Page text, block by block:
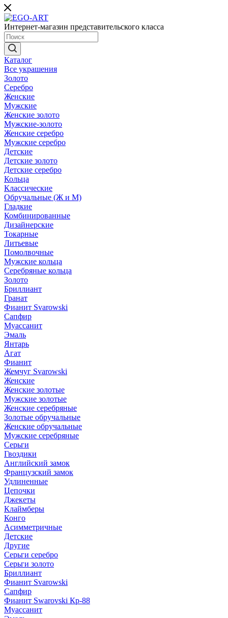
Интернет-магазин представительского класса
Каталог
Все украшения
Золото
Серебро
Женские
Мужские
Женские золото
Мужские-золото
Женские серебро
Мужские серебро
Детские
Детские золото
Детские серебро
Кольца
Классические
Обручальные (Ж и М)
Гладкие
Комбинированные
Дизайнерские
Токарные
Литьевые
Помолвочные
Мужские кольца
Серебряные кольца
Золото
Бриллиант
Гранат
Фианит Svarowski
Сапфир
Муассанит
Эмаль
Янтарь
Агат
Фианит
Жемчуг Svarowski
Женские
Женские золотые
Мужские золотые
Женские серебряные
Золотые обручальные
Женские обручальные
Мужские серебряные
Серьги
Гвоздики
Английский замок
Французский замок
Удлиненные
Цепочки
Джекеты
Клаймберы
Конго
Асимметричные
Детские
Другие
Серьги серебро
Серьги золото
Бриллиант
Фианит Svarowski
Сапфир
Фианит Swarovski Кр-88
Муассанит